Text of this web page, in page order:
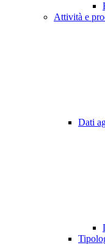
Attività e
Dati